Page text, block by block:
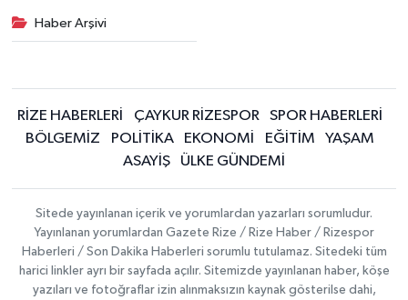
Haber Arşivi
RİZE HABERLERİ ÇAYKUR RİZESPOR
SPOR HABERLERİ
BÖLGEMİZ
POLİTİKA EKONOMİ EĞİTİM
YAŞAM
ASAYİŞ
ÜLKE GÜNDEMİ
Sitede yayınlanan içerik ve yorumlardan yazarları sorumludur.
Yayınlanan yorumlardan Gazete Rize / Rize Haber / Rizespor
Haberleri / Son Dakika Haberleri sorumlu tutulamaz. Sitedeki tüm
harici linkler ayrı bir sayfada açılır. Sitemizde yayınlanan haber, köşe
yazıları ve fotoğraflar izin alınmaksızın kaynak gösterilse dahi,